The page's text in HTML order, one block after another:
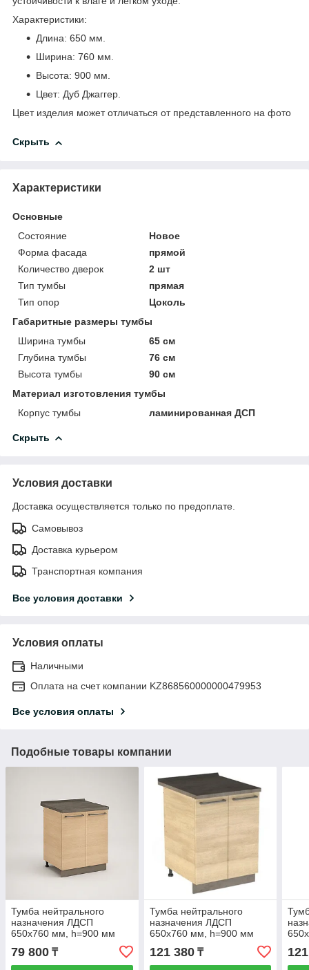
Характеристики:
Длина: 650 мм.
Ширина: 760 мм.
Высота: 900 мм.
Цвет: Дуб Джаггер.
Цвет изделия может отличаться от представленного на фото
Скрыть
Характеристики
Основные
Состояние
Новое
Форма фасада
прямой
Количество дверок
2 шт
Тип тумбы
прямая
Тип опор
Цоколь
Габаритные размеры тумбы
Ширина тумбы
65 см
Глубина тумбы
76 см
Высота тумбы
90 см
Материал изготовления тумбы
Корпус тумбы
ламинированная ДСП
Скрыть
Условия доставки
Доставка осуществляется только по предоплате.
Самовывоз
Доставка курьером
Транспортная компания
Все условия доставки
Условия оплаты
Наличными
Оплата на счет компании KZ868560000000479953
Все условия оплаты
Подобные товары компании
Тумба нейтрального
назначения ЛДСП
650х760 мм, h=900 мм
(Столешница, цоколь цвет
- Бетон Чикаго) С/З
79 800 ₸
Тумба нейтрального
назначения ЛДСП
650х760 мм, h=900 мм
(Столешница, цоколь цвет
- Бетон Чикаго) С/З
121 380₸
-